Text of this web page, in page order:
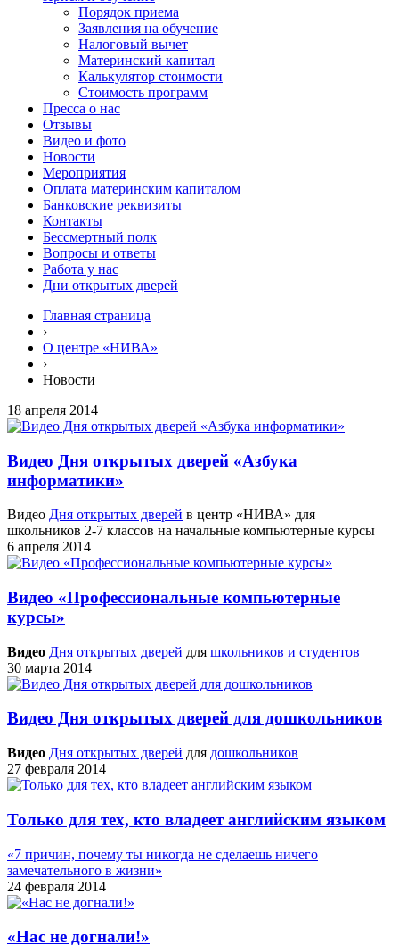
Порядок приема
Заявления на обучение
Налоговый вычет
Материнский капитал
Калькулятор стоимости
Стоимость программ
Пресса о нас
Отзывы
Видео и фото
Новости
Мероприятия
Оплата материнским капиталом
Банковские реквизиты
Контакты
Бессмертный полк
Вопросы и ответы
Работа у нас
Дни открытых дверей
Главная страница
›
О центре «НИВА»
›
Новости
18 апреля 2014
Видео Дня открытых дверей «Азбука
информатики»
Видео Дня открытых дверей в центр «НИВА» для
школьников 2-7 классов на начальные компьютерные курсы
6 апреля 2014
Видео «Профессиональные компьютерные
курсы»
Видео Дня открытых дверей для школьников и студентов
30 марта 2014
Видео Дня открытых дверей для дошкольников
Видео Дня открытых дверей для дошкольников
27 февраля 2014
Только для тех, кто владеет английским языком
«7 причин, почему ты никогда не сделаешь ничего
замечательного в жизни»
24 февраля 2014
«Нас не догнали!»